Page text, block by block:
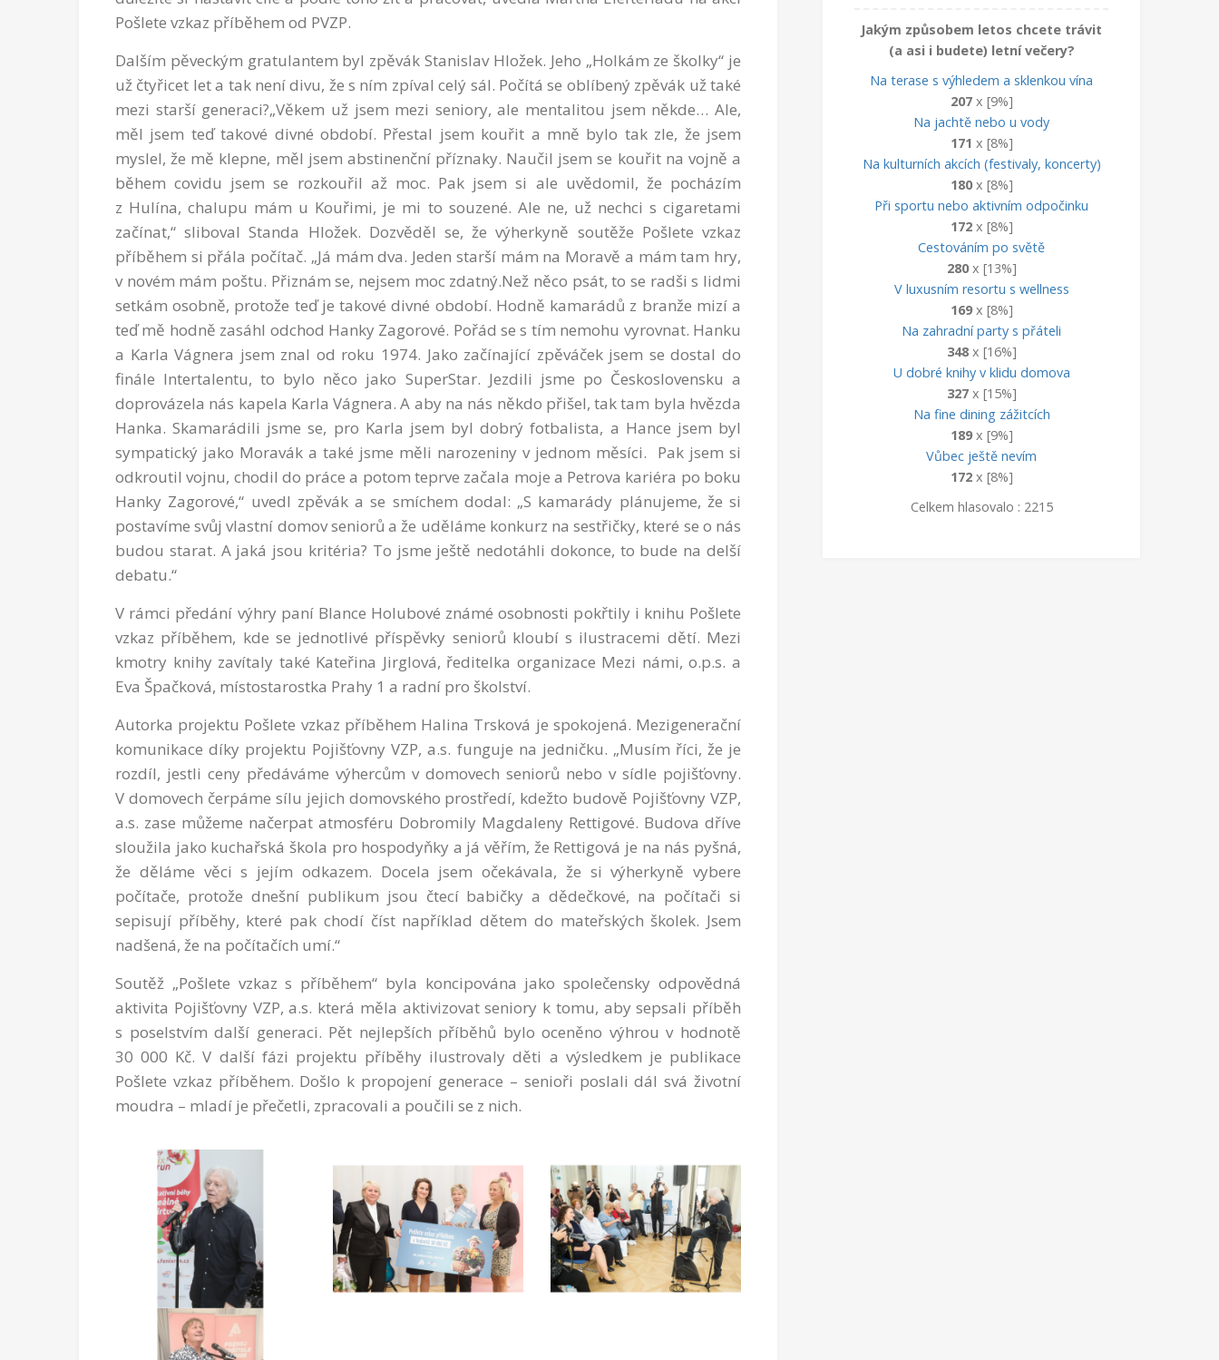
Pošlete vzkaz příběhem od PVZP.
Dalším pěveckým gratulantem byl zpěvák Stanislav Hložek. Jeho „Holkám ze školky“ je
už čtyřicet let a tak není divu, že s ním zpíval celý sál. Počítá se oblíbený zpěvák už také
mezi starší generaci?„Věkem už jsem mezi seniory, ale mentalitou jsem někde… Ale,
měl jsem teď takové divné období. Přestal jsem kouřit a mně bylo tak zle, že jsem
myslel, že mě klepne, měl jsem abstinenční příznaky. Naučil jsem se kouřit na vojně a
během covidu jsem se rozkouřil až moc. Pak jsem si ale uvědomil, že pocházím
z Hulína, chalupu mám u Kouřimi, je mi to souzené. Ale ne, už nechci s cigaretami
začínat,“ sliboval Standa Hložek. Dozvěděl se, že výherkyně soutěže Pošlete vzkaz
příběhem si přála počítač. „Já mám dva. Jeden starší mám na Moravě a mám tam hry,
v novém mám poštu. Přiznám se, nejsem moc zdatný.Než něco psát, to se radši s lidmi
setkám osobně, protože teď je takové divné období. Hodně kamarádů z branže mizí a
teď mě hodně zasáhl odchod Hanky Zagorové. Pořád se s tím nemohu vyrovnat. Hanku
a Karla Vágnera jsem znal od roku 1974. Jako začínající zpěváček jsem se dostal do
finále Intertalentu, to bylo něco jako SuperStar. Jezdili jsme po Československu a
doprovázela nás kapela Karla Vágnera. A aby na nás někdo přišel, tak tam byla hvězda
Hanka. Skamarádili jsme se, pro Karla jsem byl dobrý fotbalista, a Hance jsem byl
sympatický jako Moravák a také jsme měli narozeniny v jednom měsíci. Pak jsem si
odkroutil vojnu, chodil do práce a potom teprve začala moje a Petrova kariéra po boku
Hanky Zagorové,“ uvedl zpěvák a se smíchem dodal: „S kamarády plánujeme, že si
postavíme svůj vlastní domov seniorů a že uděláme konkurz na sestřičky, které se o nás
budou starat. A jaká jsou kritéria? To jsme ještě nedotáhli dokonce, to bude na delší
debatu.“
V rámci předání výhry paní Blance Holubové známé osobnosti pokřtily i knihu Pošlete
vzkaz příběhem, kde se jednotlivé příspěvky seniorů kloubí s ilustracemi dětí. Mezi
kmotry knihy zavítaly také Kateřina Jirglová, ředitelka organizace Mezi námi, o.p.s. a
Eva Špačková, místostarostka Prahy 1 a radní pro školství.
Autorka projektu Pošlete vzkaz příběhem Halina Trsková je spokojená. Mezigenerační
komunikace díky projektu Pojišťovny VZP, a.s. funguje na jedničku. „Musím říci, že je
rozdíl, jestli ceny předáváme výhercům v domovech seniorů nebo v sídle pojišťovny.
V domovech čerpáme sílu jejich domovského prostředí, kdežto budově Pojišťovny VZP,
a.s. zase můžeme načerpat atmosféru Dobromily Magdaleny Rettigové. Budova dříve
sloužila jako kuchařská škola pro hospodyňky a já věřím, že Rettigová je na nás pyšná,
že děláme věci s jejím odkazem. Docela jsem očekávala, že si výherkyně vybere
počítače, protože dnešní publikum jsou čtecí babičky a dědečkové, na počítači si
sepisují příběhy, které pak chodí číst například dětem do mateřských školek. Jsem
nadšená, že na počítačích umí.“
Soutěž „Pošlete vzkaz s příběhem“ byla koncipována jako společensky odpovědná
aktivita Pojišťovny VZP, a.s. která měla aktivizovat seniory k tomu, aby sepsali příběh
s poselstvím další generaci. Pět nejlepších příběhů bylo oceněno výhrou v hodnotě
30 000 Kč. V další fázi projektu příběhy ilustrovaly děti a výsledkem je publikace
Pošlete vzkaz příběhem. Došlo k propojení generace – senioři poslali dál svá životní
moudra – mladí je přečetli, zpracovali a poučili se z nich.
Jakým způsobem letos chcete trávit
(a asi i budete) letní večery?
Na terase s výhledem a sklenkou vína
207x [9%]
Na jachtě nebo u vody
171 x [8%]
Na kulturních akcích (festivaly, koncerty)
180x [8%]
Při sportu nebo aktivním odpočinku
172x [8%]
Cestováním po světě
280x [13%]
V luxusním resortu s wellness
169x [8%]
Na zahradní party s přáteli
348x [16%]
U dobré knihy v klidu domova
327x [15%]
Na fine dining zážitcích
189x [9%]
Vůbec ještě nevím
172x [8%]
Celkem hlasovalo : 2215